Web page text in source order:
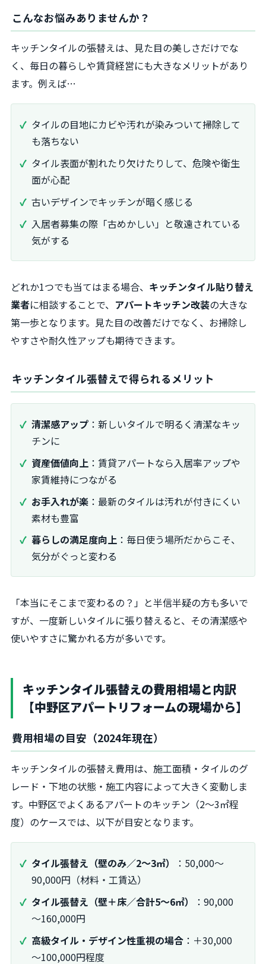
こんなお悩みありませんか？
キッチンタイルの張替えは、見た目の美しさだけでな
く、毎日の暮らしや賃貸経営にも大きなメリットがあり
ます。例えば…
タイルの目地にカビや汚れが染みついて掃除して
も落ちない
タイル表面が割れたり欠けたりして、危険や衛生
面が心配
古いデザインでキッチンが暗く感じる
入居者募集の際「古めかしい」と敬遠されている
気がする
どれか1つでも当てはまる場合、 キッチンタイル貼り替え
業者に相談することで、 アパートキッチン改装の大きな
第一歩となります。見た目の改善だけでなく、お掃除し
やすさや耐久性アップも期待できます。
キッチンタイル張替えで得られるメリット
清潔感アップ ：新しいタイルで明るく清潔なキッ
チンに
資産価値向上 ：賃貸アパートなら入居率アップや
家賃維持につながる
お手入れが楽 ：最新のタイルは汚れが付きにくい
素材も豊富
暮らしの満足度向上 ：毎日使う場所だからこそ、
気分がぐっと変わる
「本当にそこまで変わるの？」と半信半疑の方も多いで
すが、一度新しいタイルに張り替えると、その清潔感や
使いやすさに驚かれる方が多いです。
キッチンタイル張替えの費用相場と内訳
【中野区アパートリフォームの現場から】
費用相場の目安（2024年現在）
キッチンタイルの張替え費用は、施工面積・タイルのグ
レード・下地の状態・施工内容によって大きく変動しま
す。中野区でよくあるアパートのキッチン（2～3㎡程
度）のケースでは、以下が目安となります。
タイル張替え（壁のみ／2～3㎡）
：50,000～
90,000円（材料・工賃込）
タイル張替え（壁＋床／合計5～6㎡）
：90,000
～160,000円
高級タイル・デザイン性重視の場合 ：＋30,000
～100,000円程度